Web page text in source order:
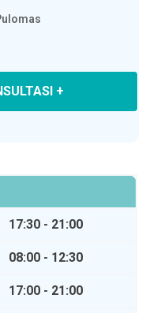
+
17:30 - 21:00
08:00 - 12:30
17:00 - 21:00